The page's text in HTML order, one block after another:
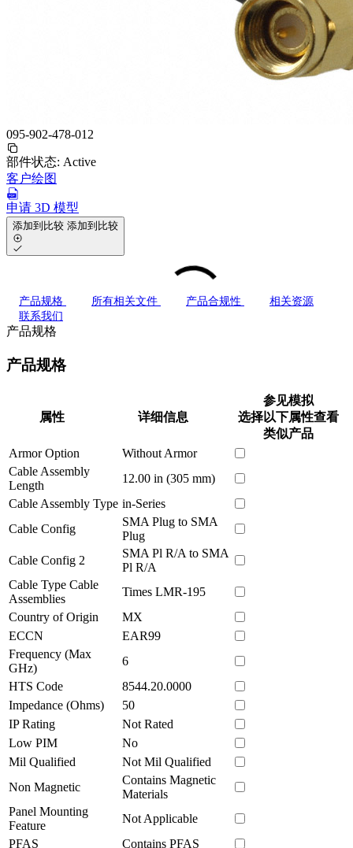
095-902-478-012
部件状态: Active
客户绘图
申请 3D 模型
添加到比较 添加到比较
产品规格 所有相关文件 产品合规性
相关资源
联系我们
产品规格
产品规格
属性 详细信息
参见模拟
选择以下属性查看
类似产品
Armor Option
Without Armor
Cable Assembly
Length
12.00 in (305 mm)
Cable Assembly Type in-Series
Cable Config
SMA Plug to SMA
Plug
Cable Config 2
SMA Pl R/A to SMA
Pl R/A
Cable Type Cable
Assemblies
Times LMR-195
Country of Origin
MX
ECCN
EAR99
Frequency (Max
GHz)
6
HTS Code
8544.20.0000
Impedance (Ohms)
50
IP Rating
Not Rated
Low PIM
No
Mil Qualified
Not Mil Qualified
Non Magnetic
Contains Magnetic
Materials
Panel Mounting
Feature
Not Applicable
PFAS
Contains PFAS